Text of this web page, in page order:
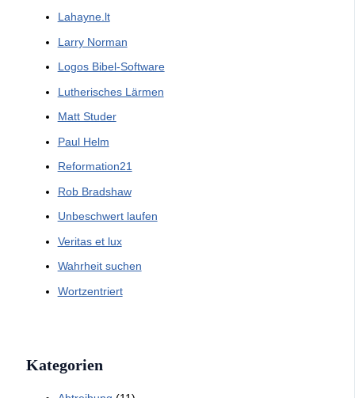
Lahayne.lt
Larry Norman
Logos Bibel-Software
Lutherisches Lärmen
Matt Studer
Paul Helm
Reformation21
Rob Bradshaw
Unbeschwert laufen
Veritas et lux
Wahrheit suchen
Wortzentriert
Kategorien